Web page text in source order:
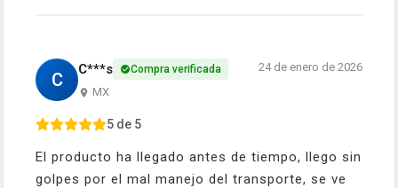
C C***s Compra verificada
MX
24 de enero de 2026
5 de 5
El producto ha llegado antes de tiempo, llego sin
golpes por el mal manejo del transporte, se ve